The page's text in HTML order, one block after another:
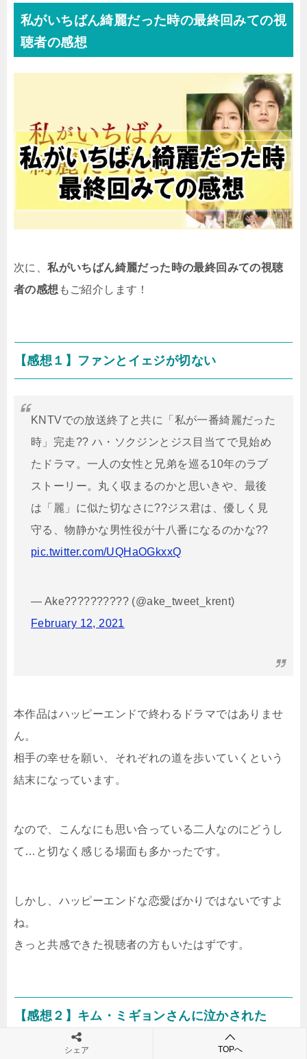
私がいちばん綺麗だった時の最終回みての視
聴者の感想
次に、私がいちばん綺麗だった時の最終回みての視聴
者の感想 もご紹介します！
【感想１】ファンとイェジが切ない
KNTVでの放送終了と共に「私が一番綺麗だった
時」完走?? ハ・ソクジンとジス目当てで見始め
たドラマ。一人の女性と兄弟を巡る10年のラブ
ストーリー。丸く収まるのかと思いきや、最後
は「麗」に似た切なさに??ジス君は、優しく見
守る、物静かな男性役が十八番になるのかな??
pic.twitter.com/UQHaOGkxxQ
— Ake?????????? (@ake_tweet_krent)
February 12, 2021
本作品はハッピーエンドで終わるドラマではありませ
ん。
相手の幸せを願い、それぞれの道を歩いていくという
結末になっています。
なので、こんなにも思い合っている二人なのにどうし
て…と切なく感じる場面も多かったです。
しかし、ハッピーエンドな恋愛ばかりではないですよ
ね。
きっと共感できた視聴者の方もいたはずです。
【感想２】キム・ミギョンさんに泣かされた
シェア TOPへ